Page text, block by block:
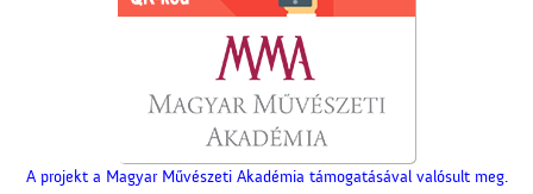
A projekt a Magyar Művészeti Akadémia támogatásával valósult meg.